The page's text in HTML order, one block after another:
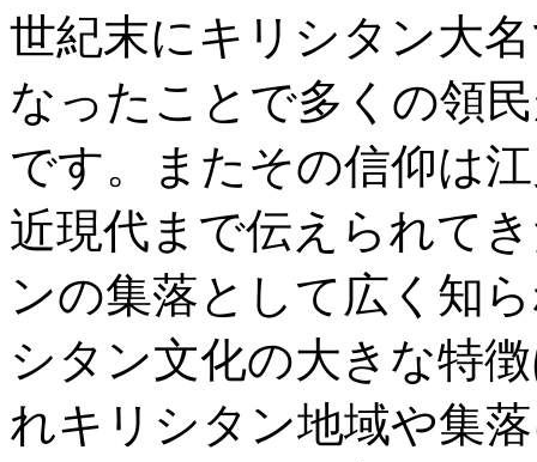
世紀末にキリシタン大
なったことで多くの領
です。またその信仰は
近現代まで伝えられて
ンの集落として広く知
シタン文化の大きな特
れキリシタン地域や集